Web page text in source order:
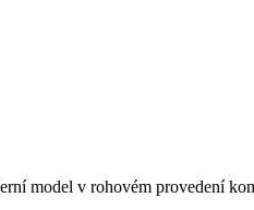
model v rohovém provedení